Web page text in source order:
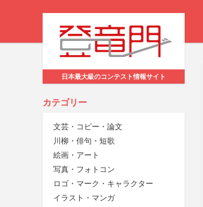
日本最大級のコンテスト情報サイト
カテゴリー
文芸・コピー・論文
川柳・俳句・短歌
絵画・アート
写真・フォトコン
ロゴ・マーク・キャラクター
イラスト・マンガ